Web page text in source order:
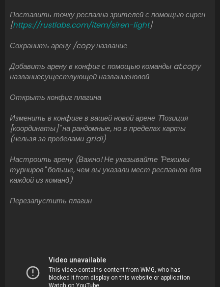
Поставить точку респавна зрителей с помощью сирен
[https://rustlabs.com/item/siren-light]
Сохранить арену /copy название
Добавить арену в конфиг с помощью команды at.copy
названиесуществующей названиеновой
Открыть конфиг плагина
Изменить в конфиге в вашей новой арене "Позиция
[координаты]" на рандомные, но в пределах карты
(нельзя за пределами grid!)
Настроить арену (Важно! Не указывайте "Режимы
турниров" больше, чем вы указали мест респавнов для
каждой из команд)
Перезапустить плагин